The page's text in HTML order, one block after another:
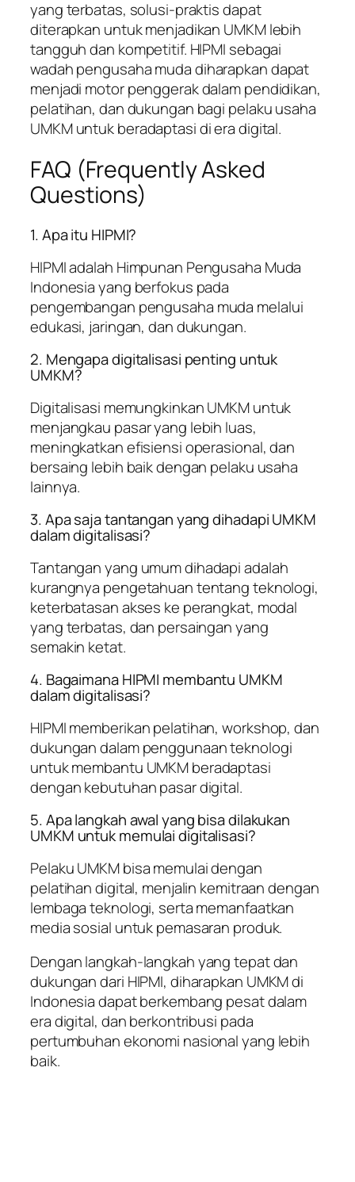
yang terbatas, solusi-praktis dapat
diterapkan untuk menjadikan UMKM lebih
tangguh dan kompetitif. HIPMI sebagai
wadah pengusaha muda diharapkan dapat
menjadi motor penggerak dalam pendidikan,
pelatihan, dan dukungan bagi pelaku usaha
UMKM untuk beradaptasi di era digital.
FAQ (Frequently Asked
Questions)
1. Apa itu HIPMI?
HIPMI adalah Himpunan Pengusaha Muda
Indonesia yang berfokus pada
pengembangan pengusaha muda melalui
edukasi, jaringan, dan dukungan.
2. Mengapa digitalisasi penting untuk
UMKM?
Digitalisasi memungkinkan UMKM untuk
menjangkau pasar yang lebih luas,
meningkatkan efisiensi operasional, dan
bersaing lebih baik dengan pelaku usaha
lainnya.
3. Apa saja tantangan yang dihadapi UMKM
dalam digitalisasi?
Tantangan yang umum dihadapi adalah
kurangnya pengetahuan tentang teknologi,
keterbatasan akses ke perangkat, modal
yang terbatas, dan persaingan yang
semakin ketat.
4. Bagaimana HIPMI membantu UMKM
dalam digitalisasi?
HIPMI memberikan pelatihan, workshop, dan
dukungan dalam penggunaan teknologi
untuk membantu UMKM beradaptasi
dengan kebutuhan pasar digital.
5. Apa langkah awal yang bisa dilakukan
UMKM untuk memulai digitalisasi?
Pelaku UMKM bisa memulai dengan
pelatihan digital, menjalin kemitraan dengan
lembaga teknologi, serta memanfaatkan
media sosial untuk pemasaran produk.
Dengan langkah-langkah yang tepat dan
dukungan dari HIPMI, diharapkan UMKM di
Indonesia dapat berkembang pesat dalam
era digital, dan berkontribusi pada
pertumbuhan ekonomi nasional yang lebih
baik.